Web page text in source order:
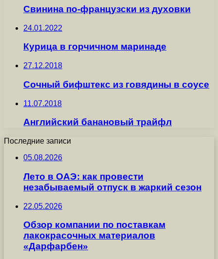
Свинина по-французски из духовки
24.01.2022
Курица в горчичном маринаде
27.12.2018
Сочный бифштекс из говядины в соусе
11.07.2018
Английский банановый трайфл
Последние записи
05.08.2026
Лето в ОАЭ: как провести
незабываемый отпуск в жаркий сезон
22.05.2026
Обзор компании по поставкам
лакокрасочных материалов
«Дарфарбен»